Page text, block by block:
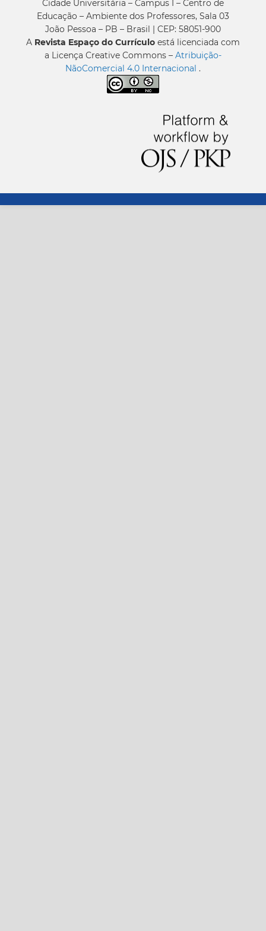
Cidade Universitária – Campus I – Centro de
Educação – Ambiente dos Professores, Sala 03
João Pessoa – PB – Brasil | CEP: 58051-900
A Revista Espaço do Currículo está licenciada com
a Licença Creative Commons – Atribuição-
NãoComercial 4.0 Internacional .